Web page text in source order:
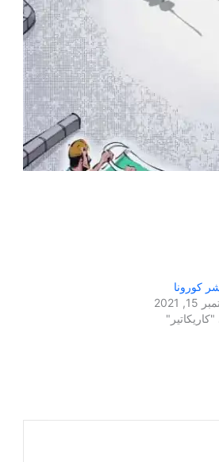
كورونا
2021